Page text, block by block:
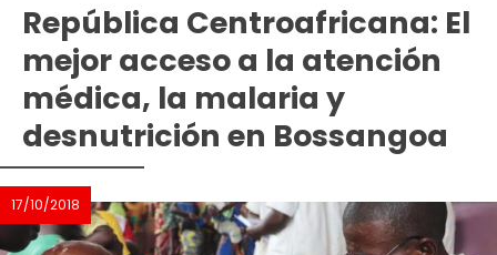
República Centroafricana: El
mejor acceso a la atención
médica, la malaria y
desnutrición en Bossangoa
17/10/2018